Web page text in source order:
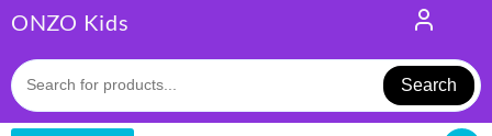
to
content
ONZO Kids
Search